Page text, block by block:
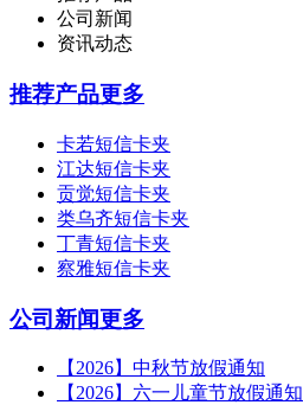
公司新闻
资讯动态
推荐产品更多
卡若短信卡夹
江达短信卡夹
贡觉短信卡夹
类乌齐短信卡夹
丁青短信卡夹
察雅短信卡夹
公司新闻更多
【2026】中秋节放假通知
【2026】六一儿童节放假通知